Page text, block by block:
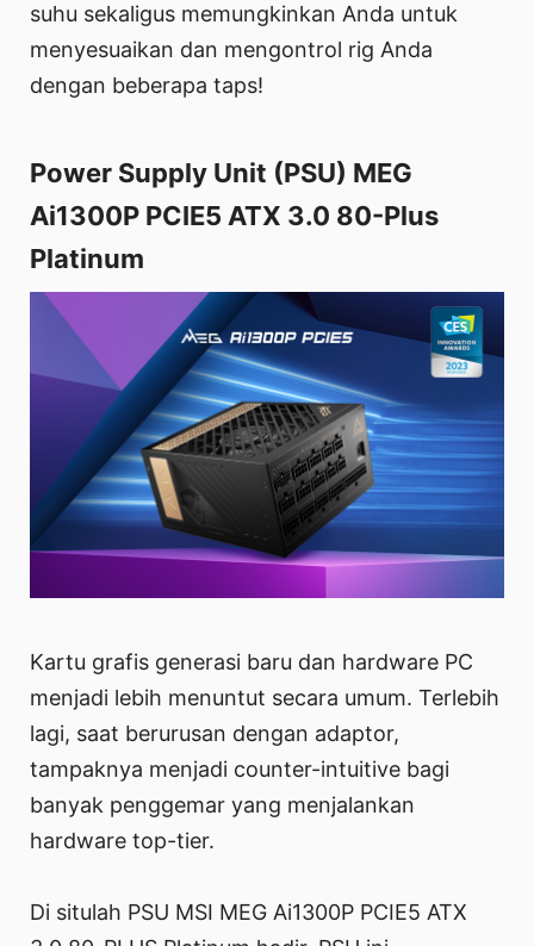
suhu sekaligus memungkinkan Anda untuk
menyesuaikan dan mengontrol rig Anda
dengan beberapa taps!
Power Supply Unit (PSU) MEG
Ai1300P PCIE5 ATX 3.0 80-Plus
Platinum
Kartu grafis generasi baru dan hardware PC
menjadi lebih menuntut secara umum. Terlebih
lagi, saat berurusan dengan adaptor,
tampaknya menjadi counter-intuitive bagi
banyak penggemar yang menjalankan
hardware top-tier.
Di situlah PSU MSI MEG Ai1300P PCIE5 ATX